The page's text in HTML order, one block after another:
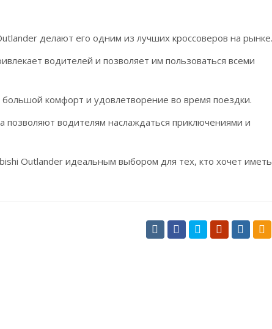
делают его одним из лучших кроссоверов на рынке.
водителей и позволяет им пользоваться всеми
комфорт и удовлетворение во время поездки.
водителям наслаждаться приключениями и
Outlander идеальным выбором для тех, кто хочет иметь